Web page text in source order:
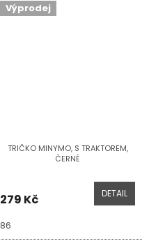
Výprodej
TRIČKO MINYMO, S TRAKTOREM,
ČERNÉ
279 Kč DETAIL
86